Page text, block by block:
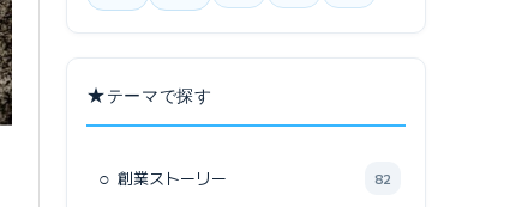
★テーマで探す
○ 創業ストーリー 82